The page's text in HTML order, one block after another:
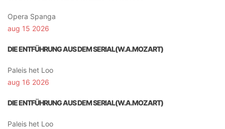
Opera Spanga
aug 15 2026
DIE ENTFÜHRUNG AUS DEM SERIAL(W.A.MOZART)
Paleis het Loo
aug 16 2026
DIE ENTFÜHRUNG AUS DEM SERIAL(W.A.MOZART)
Paleis het Loo